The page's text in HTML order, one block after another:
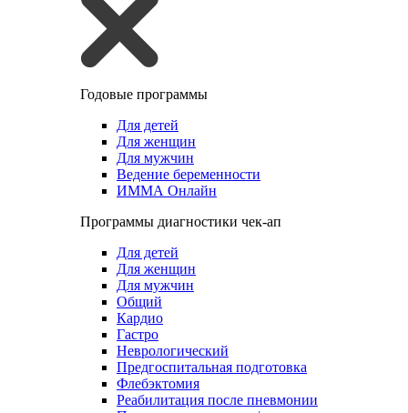
Годовые программы
Для детей
Для женщин
Для мужчин
Ведение беременности
ИММА Онлайн
Программы диагностики чек-ап
Для детей
Для женщин
Для мужчин
Общий
Кардио
Гастро
Неврологический
Предгоспитальная подготовка
Флебэктомия
Реабилитация после пневмонии